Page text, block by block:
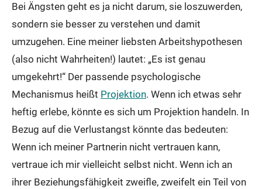
Bei Ängsten geht es ja nicht darum, sie loszuwerden,
sondern sie besser zu verstehen und damit
umzugehen. Eine meiner liebsten Arbeitshypothesen
(also nicht Wahrheiten!) lautet: „Es ist genau
umgekehrt!“ Der passende psychologische
Mechanismus heißt Projektion. Wenn ich etwas sehr
heftig erlebe, könnte es sich um Projektion handeln. In
Bezug auf die Verlustangst könnte das bedeuten:
Wenn ich meiner Partnerin nicht vertrauen kann,
vertraue ich mir vielleicht selbst nicht. Wenn ich an
ihrer Beziehungsfähigkeit zweifle, zweifelt ein Teil von